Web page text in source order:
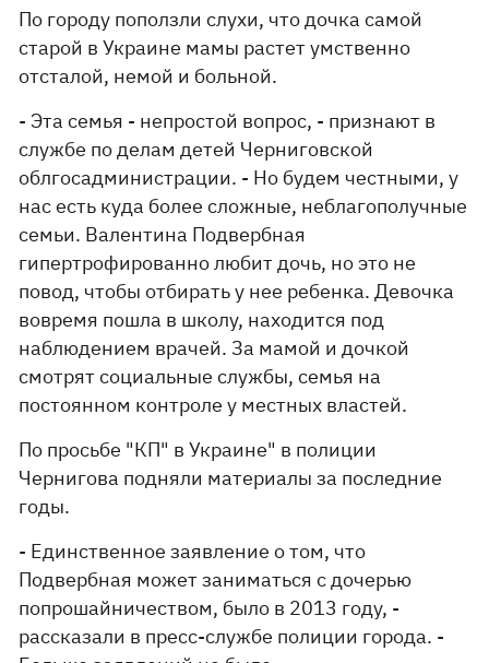
По городу поползли слухи, что дочка самой
старой в Украине мамы растет умственно
отсталой, немой и больной.
- Эта семья - непростой вопрос, - признают в
службе по делам детей Черниговской
облгосадминистрации. - Но будем честными, у
нас есть куда более сложные, неблагополучные
семьи. Валентина Подвербная
гипертрофированно любит дочь, но это не
повод, чтобы отбирать у нее ребенка. Девочка
вовремя пошла в школу, находится под
наблюдением врачей. За мамой и дочкой
смотрят социальные службы, семья на
постоянном контроле у местных властей.
По просьбе "КП" в Украине" в полиции
Чернигова подняли материалы за последние
годы.
- Единственное заявление о том, что
Подвербная может заниматься с дочерью
попрошайничеством, было в 2013 году, -
рассказали в пресс-службе полиции города. -